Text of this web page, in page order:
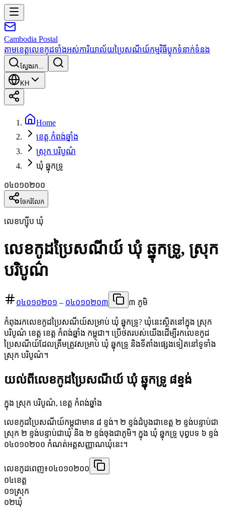
Cambodia Postal
តាមខេត្តលេខកូដទាំងអស់ការិយាល័យប្រៃសណីយ៍កម្មវិធីប្លុកទំនាក់ទំនង
ស្វែងរក...
KH
Home
ខេត្ត កំពង់ឆ្នាំង
ស្រុក បរិបូណ៌
ឃុំ ឆ្នុកទ្រូ
០៤០១០២០០
ចែករំលែក
លេខហ្ស៊ីប ឃុំ
លេខកូដប្រៃសណីយ៍ ឃុំ ឆ្នុកទ្រូ, ស្រុក
បរិបូណ៌
០៤០១០២០១ – ០៤០១០២០៣ ៣ ភូមិ
កំពុងរកលេខកូដប្រៃសណីយ៍សម្រាប់ ឃុំ ឆ្នុកទ្រូ? ឃុំនេះស្ថិតនៅក្នុង ស្រុក
បរិបូណ៌ ខេត្ត ខេត្ត កំពង់ឆ្នាំង កម្ពុជា។ ប្រើថតរបស់យើងដើម្បីរកលេខកូដ
ប្រៃសណីយ៍ដែលត្រឹមត្រូវសម្រាប់ ឃុំ ឆ្នុកទ្រូ និងទីតាំងផ្សេងទៀតនៅទូទាំង
ស្រុក បរិបូណ៌។
យល់ពីលេខកូដប្រៃសណីយ៍ ឃុំ ឆ្នុកទ្រូ ៨ខ្ទង់
ក្នុង ស្រុក បរិបូណ៌, ខេត្ត កំពង់ឆ្នាំង
លេខកូដប្រៃសណីយ៍កម្ពុជាមាន ៨ ខ្ទង់។ ២ ខ្ទង់ដំបូងជាខេត្ត ២ ខ្ទង់បន្ទាប់ជា
ស្រុក ២ ខ្ទង់បន្ទាប់ជាឃុំ និង ២ ខ្ទង់ចុងជាភូមិ។ ក្នុង ឃុំ ឆ្នុកទ្រូ បុព្វបទ ៦ ខ្ទង់
០៤០១០២០០ កំណត់អត្តសញ្ញាណឃុំនេះ។
លេខកូដពេញ៖០៤០១០២០០
០៤ខេត្ត
០១ស្រុក
០២ឃុំ